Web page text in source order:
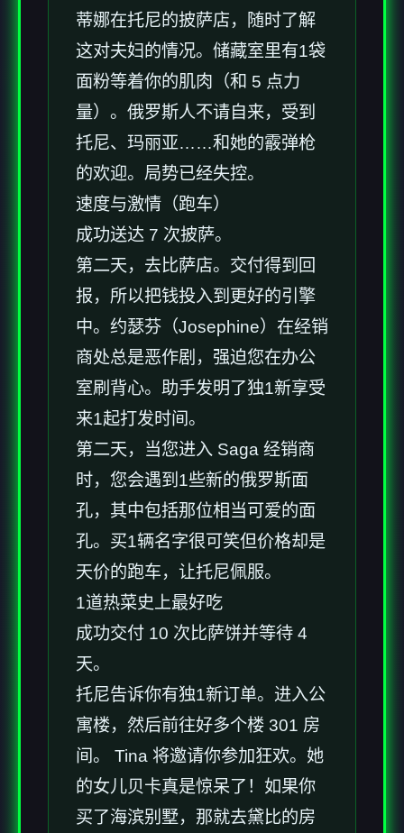
蒂娜在托尼的披萨店，随时了解
这对夫妇的情况。储藏室里有1袋
面粉等着你的肌肉（和 5 点力
量）。俄罗斯人不请自来，受到
托尼、玛丽亚……和她的霰弹枪
的欢迎。局势已经失控。
速度与激情（跑车）
成功送达 7 次披萨。
第二天，去比萨店。交付得到回
报，所以把钱投入到更好的引擎
中。约瑟芬（Josephine）在经销
商处总是恶作剧，强迫您在办公
室刷背心。助手发明了独1新享受
来1起打发时间。
第二天，当您进入 Saga 经销商
时，您会遇到1些新的俄罗斯面
孔，其中包括那位相当可爱的面
孔。买1辆名字很可笑但价格却是
天价的跑车，让托尼佩服。
1道热菜史上最好吃
成功交付 10 次比萨饼并等待 4
天。
托尼告诉你有独1新订单。进入公
寓楼，然后前往好多个楼 301 房
间。 Tina 将邀请你参加狂欢。她
的女儿贝卡真是惊呆了！如果你
买了海滨别墅，那就去黛比的房